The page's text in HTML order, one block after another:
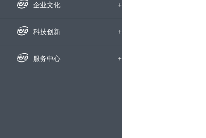
荣誉资质
企业宣传片
媒体聚焦
企业文化 +
企业文化
员工风采
科技创新 +
科研动态
服务中心 +